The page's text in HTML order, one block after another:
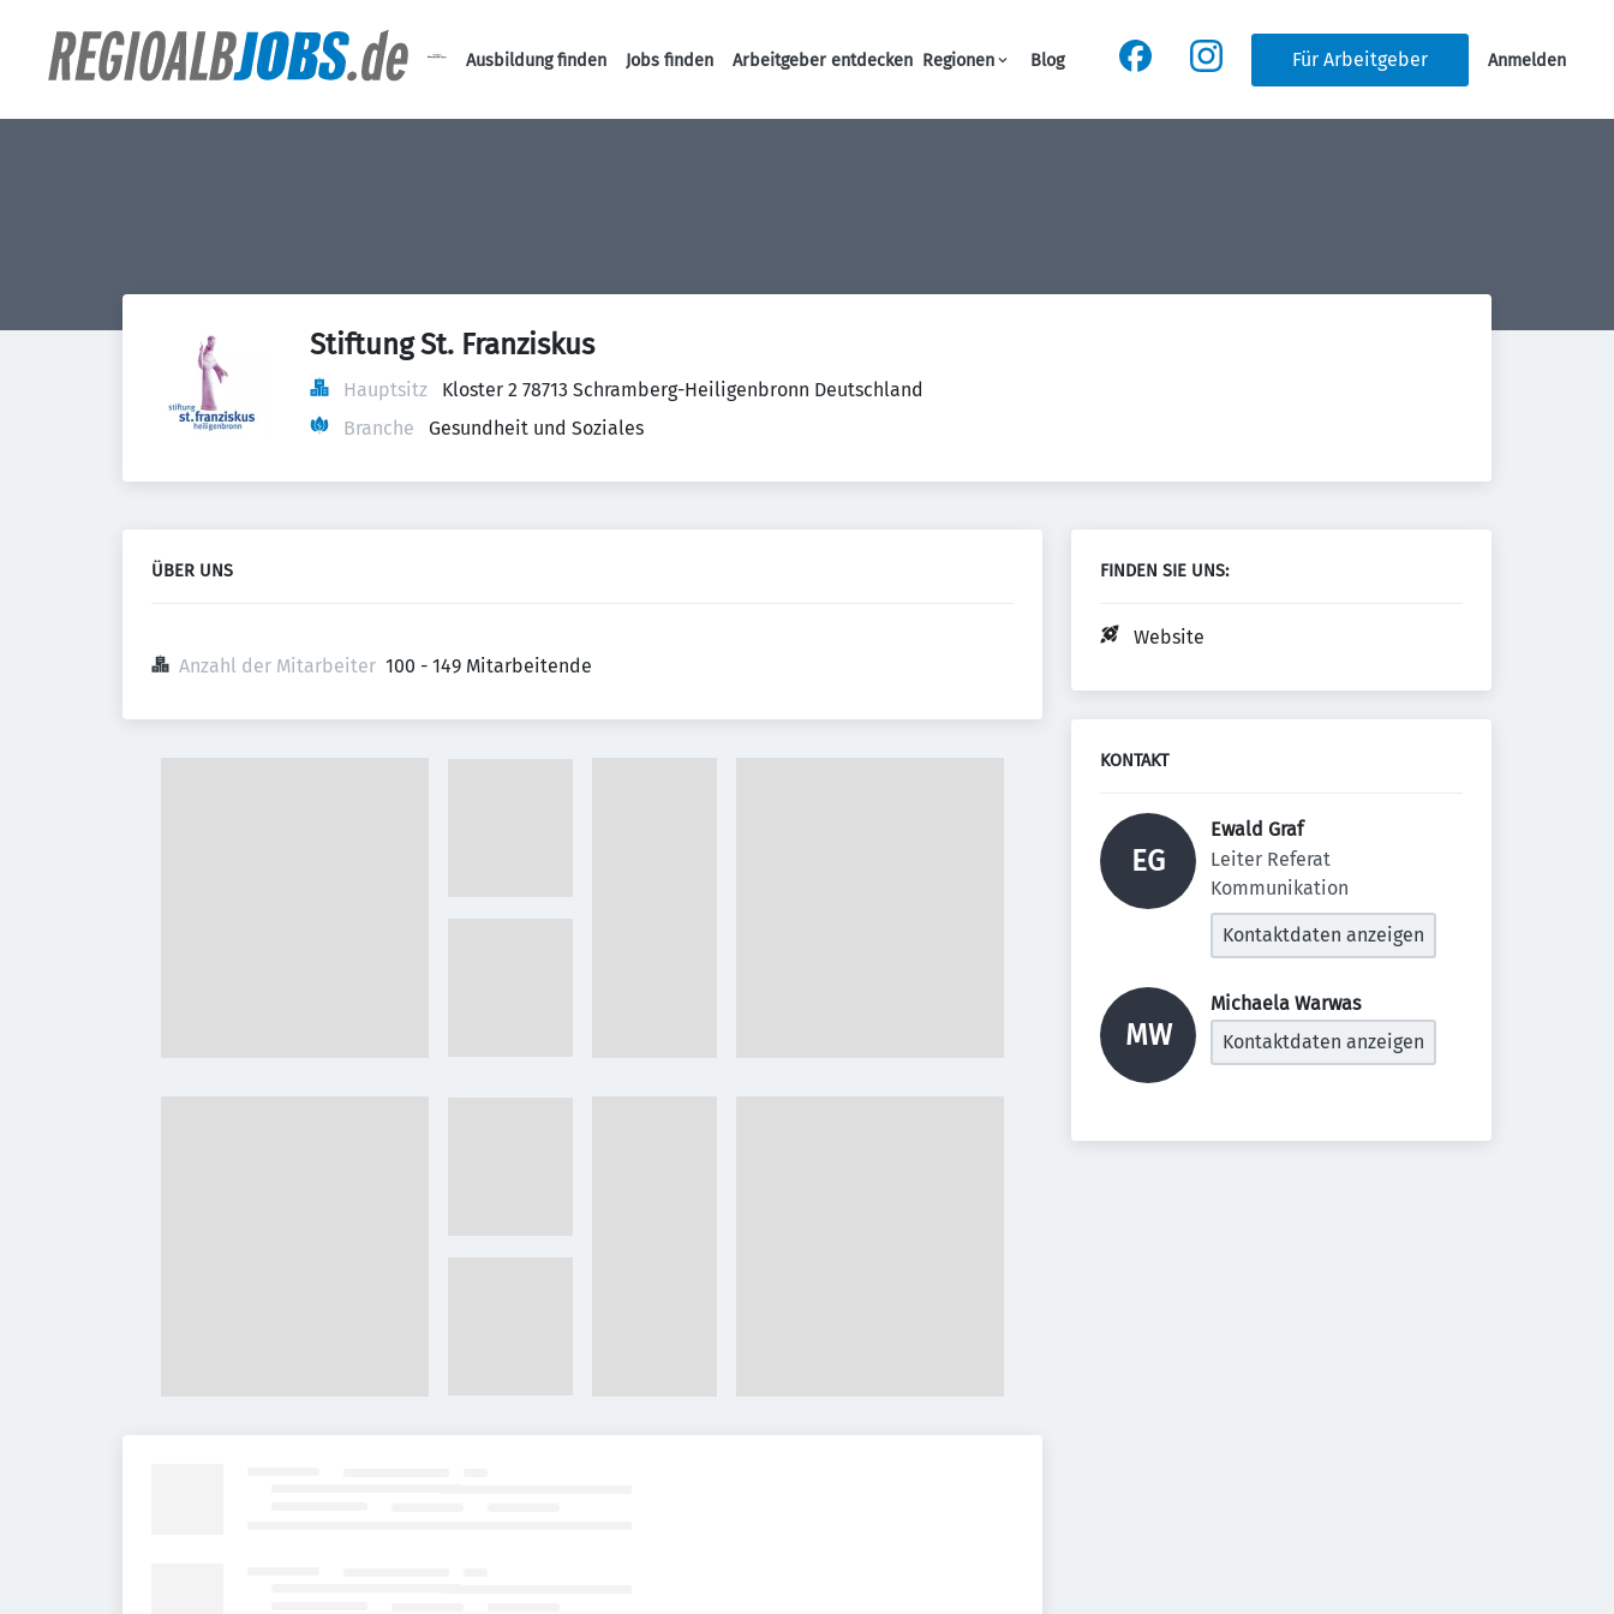
Haupt-Navigation
Ausbildung finden Jobs finden Arbeitgeber entdecken Regionen Blog Für Arbeitgeber Anmelden
Stiftung St. Franziskus
Hauptsitz
Kloster 2 78713 Schramberg-Heiligenbronn Deutschland
Branche
Gesundheit und Soziales
ÜBER UNS
Anzahl der Mitarbeiter 100 - 149 Mitarbeitende
FINDEN SIE UNS:
Website
KONTAKT
EG
Ewald Graf
Leiter Referat
Kommunikation
Kontaktdaten anzeigen
MW
Michaela Warwas
Kontaktdaten anzeigen